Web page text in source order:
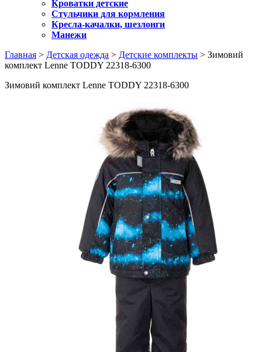
Кроватки детские
Стульчики для кормления
Кресла-качалки, шезлонги
Манежи
Главная > Детская одежда > Детские комплекты > Зимовий
комплект Lenne TODDY 22318-6300
Зимовий комплект Lenne TODDY 22318-6300